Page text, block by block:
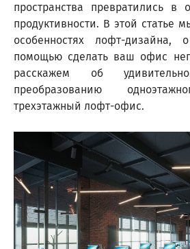
пространства превратились в
продуктивности. В этой статье
особенностях лофт-
помощью сделать ваш офис
расскажем об
преобразованию
трехэтажный лофт-офис.